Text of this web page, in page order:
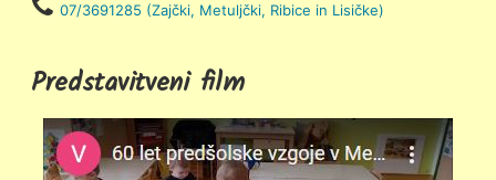
07/3691285 (Zajčki, Metuljčki, Ribice in Lisičke)
Predstavitveni film